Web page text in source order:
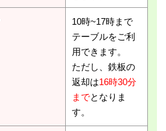
10時~17時まで
テーブルをご利
用できます。
ただし、鉄板の
返却は16時30分
までとなりま
す。